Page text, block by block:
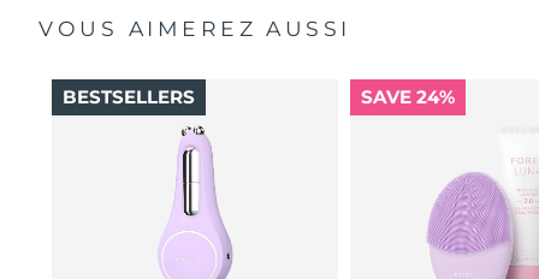
VOUS AIMEREZ AUSSI
BESTSELLERS SAVE 24%